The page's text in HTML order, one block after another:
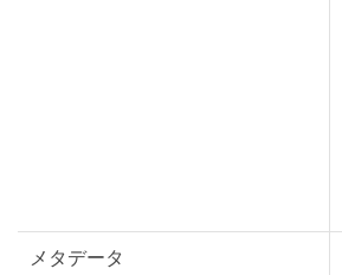
メタデータ